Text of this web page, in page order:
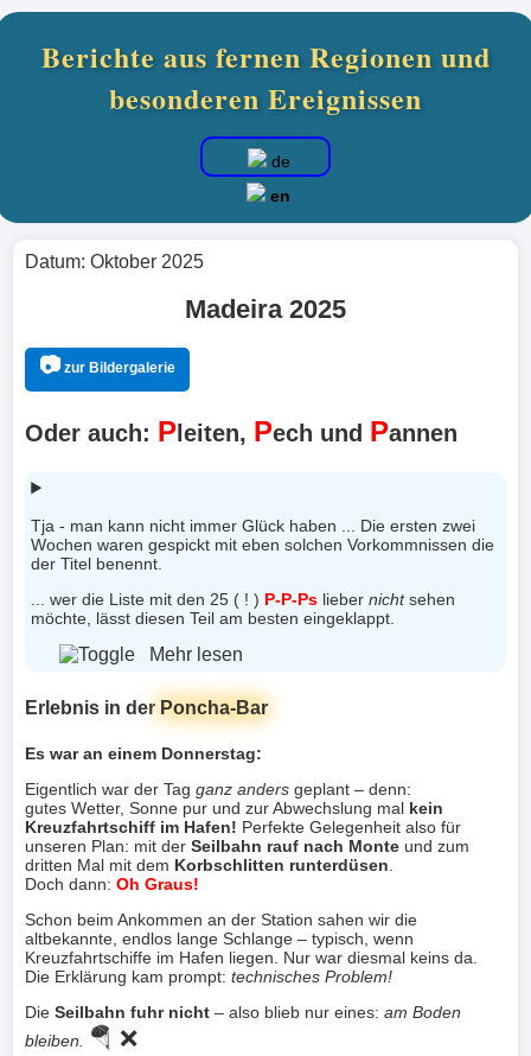
Berichte aus fernen Regionen und
besonderen Ereignissen
de
en
Datum: Oktober 2025
Madeira 2025
📷zur Bildergalerie
Oder auch: Pleiten, Pech und Pannen
Tja - man kann nicht immer Glück haben ... Die ersten zwei
Wochen waren gespickt mit eben solchen Vorkommnissen die
der Titel benennt.
... wer die Liste mit den 25 ( ! ) P-P-Ps liebernichtsehen
möchte, lässt diesen Teil am besten eingeklappt.
Mehr lesen
Erlebnis in der Poncha-Bar
Es war an einem Donnerstag:
Eigentlich war der Tagganz anders geplant – denn:
gutes Wetter, Sonne pur und zur Abwechslung mal kein
Kreuzfahrtschiff im Hafen! Perfekte Gelegenheit also für
unseren Plan: mit derSeilbahn rauf nach Monte und zum
dritten Mal mit dem Korbschlitten runterdüsen
Doch dann:Oh Graus!
Schon beim Ankommen an der Station sahen wir die
altbekannte, endlos lange Schlange – typisch, wenn
Kreuzfahrtschiffe im Hafen liegen. Nur war diesmal keins da.
Die Erklärung kam prompt:technisches Problem!
DieSeilbahn fuhr nicht – also blieb nur eines:am Boden
bleiben.
🪂 ❌